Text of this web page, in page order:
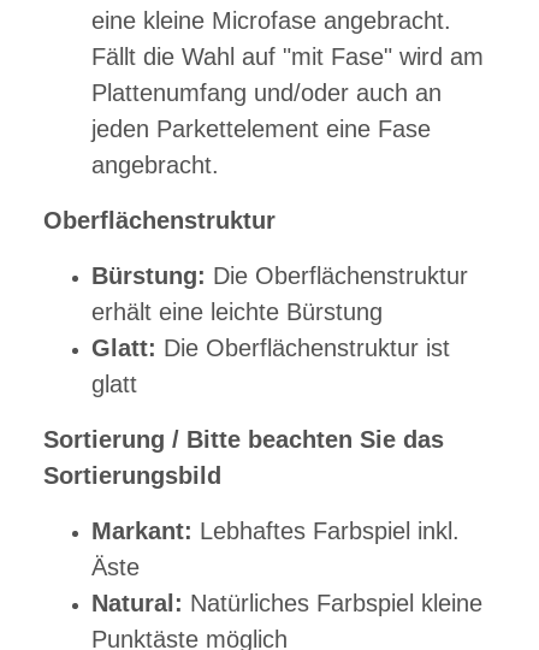
eine kleine Microfase angebracht.
Fällt die Wahl auf "mit Fase" wird am
Plattenumfang und/oder auch an
jeden Parkettelement eine Fase
angebracht.
Oberflächenstruktur
Bürstung: Die Oberflächenstruktur
erhält eine leichte Bürstung
Glatt: Die Oberflächenstruktur ist
glatt
Sortierung / Bitte beachten Sie das
Sortierungsbild
Markant: Lebhaftes Farbspiel inkl.
Äste
Natural: Natürliches Farbspiel kleine
Punktäste möglich